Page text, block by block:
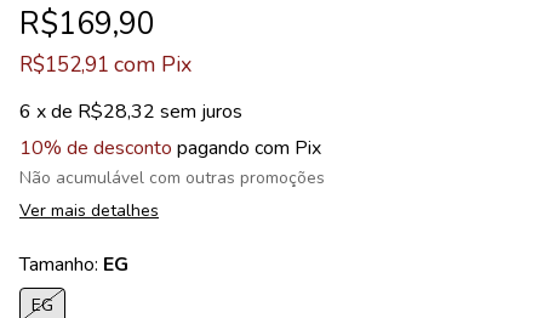
R$169,90
R$152,91 com Pix
6 x de R$28,32 sem juros
10% de desconto pagando com Pix
Não acumulável com outras promoções
Ver mais detalhes
Tamanho: EG
EG